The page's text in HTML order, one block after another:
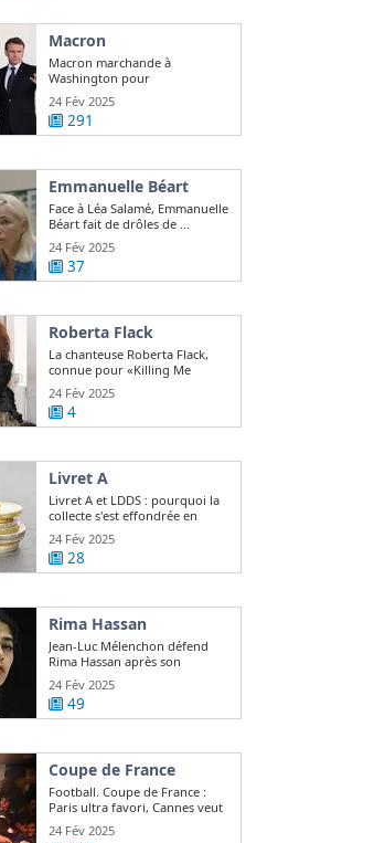
Macron
Macron marchande à
Washington pour
repositionner l'Europe sur le ...
24 Fév 2025
291
Emmanuelle Béart
Face à Léa Salamé, Emmanuelle
Béart fait de drôles de ...
24 Fév 2025
37
Roberta Flack
La chanteuse Roberta Flack,
connue pour «Killing Me
Softly», est ...
24 Fév 2025
4
Livret A
Livret A et LDDS : pourquoi la
collecte s'est effondrée en
janvier ?
24 Fév 2025
28
Rima Hassan
Jean-Luc Mélenchon défend
Rima Hassan après son
expulsion d ...
24 Fév 2025
49
Coupe de France
Football. Coupe de France :
Paris ultra favori, Cannes veut
continuer ...
24 Fév 2025